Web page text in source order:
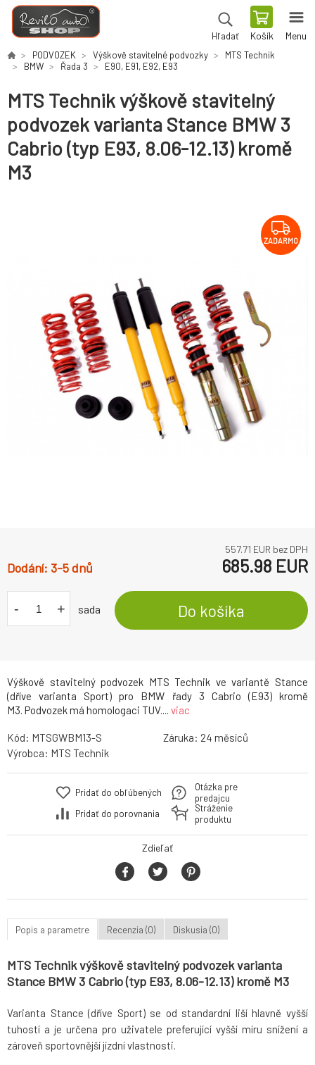
Hľadať Košík Menu
PODVOZEK Výškově stavitelné podvozky
MTS Technik
BMW
Řada 3 E90, E91, E92, E93
MTS Technik výškově stavitelný
podvozek varianta Stance BMW 3
Cabrio (typ E93, 8.06-12.13) kromě
M3
ZADARMO
Výškově stavitelný podvozek MTS Technik ve variantě Stance
(dříve varianta Sport) pro BMW řady 3 Cabrio (E93) kromě
M3. Podvozek má homologaci TUV.... viac
557.71 EUR bez DPH
3-5 dnů 685.98 EUR
- + sada Do košíka
Kód: MTSGWBM13-S Záruka: 24
Výrobca: MTS Technik
Pridať do obľúbených
Pridať do porovnania
Otázka pre
predajcu
Stráženie
produktu
Zdieľať
Popis a parametre Recenzia (0) Diskusia (0)
MTS Technik výškově stavitelný podvozek varianta
Stance BMW 3 Cabrio (typ E93, 8.06-12.13) kromě M3
Varianta Stance (dříve Sport) se od standardní liší hlavně vyšší
tuhostí a je určena pro uživatele preferující vyšší míru snížení a
zároveň sportovnější jízdní vlastnosti.